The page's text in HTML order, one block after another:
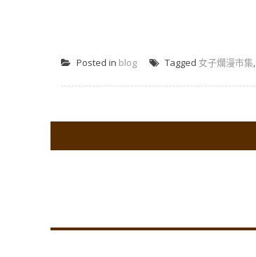
Posted in blog Tagged 女子爛漫市集,